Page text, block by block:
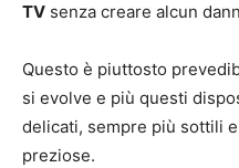
TV senza creare alcun
Questo è piuttosto
si evolve e più questi
delicati, sempre più sottili
preziose.